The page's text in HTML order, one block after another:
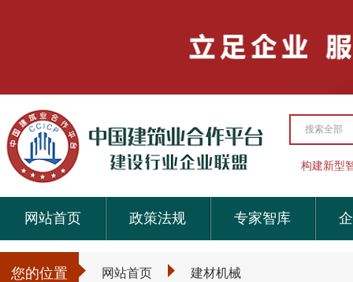
搜索全部
构建新型
网站首页 政策法规 专家智库
您的位置 网站首页 建材机械